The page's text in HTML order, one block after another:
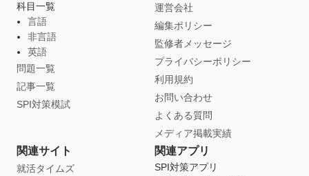
科目一覧
言語
非言語
英語
問題一覧
記事一覧
SPI対策模試
運営会社
編集ポリシー
監修者メッセージ
プライバシーポリシー
利用規約
お問い合わせ
よくある質問
メディア掲載実績
関連サイト
就活タイムズ
関連アプリ
SPI対策アプリ